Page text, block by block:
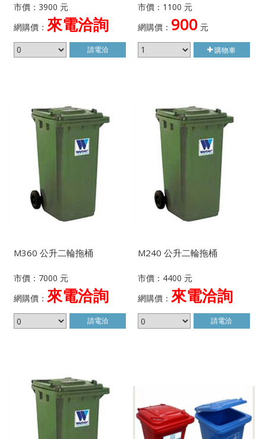
市價：3900 元
網購價： 來電洽詢
請電洽
市價：1100 元
網購價： 900元
購物車
M360 公升二輪拖桶
市價：7000 元
網購價： 來電洽詢
請電洽
M240 公升二輪拖桶
市價：4400 元
網購價： 來電洽詢
請電洽